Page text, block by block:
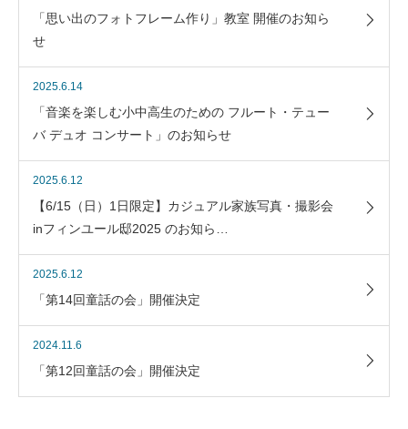
「思い出のフォトフレーム作り」教室 開催のお知ら
せ
2025.6.14
「音楽を楽しむ小中高生のための フルート・テュー
バ デュオ コンサート」のお知らせ
2025.6.12
【6/15（日）1日限定】カジュアル家族写真・撮影会
inフィンユール邸2025 のお知ら…
2025.6.12
「第14回童話の会」開催決定
2024.11.6
「第12回童話の会」開催決定